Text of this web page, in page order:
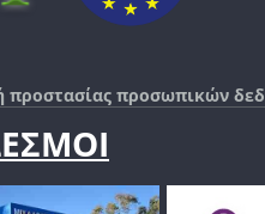
προστασίας προσωπικών